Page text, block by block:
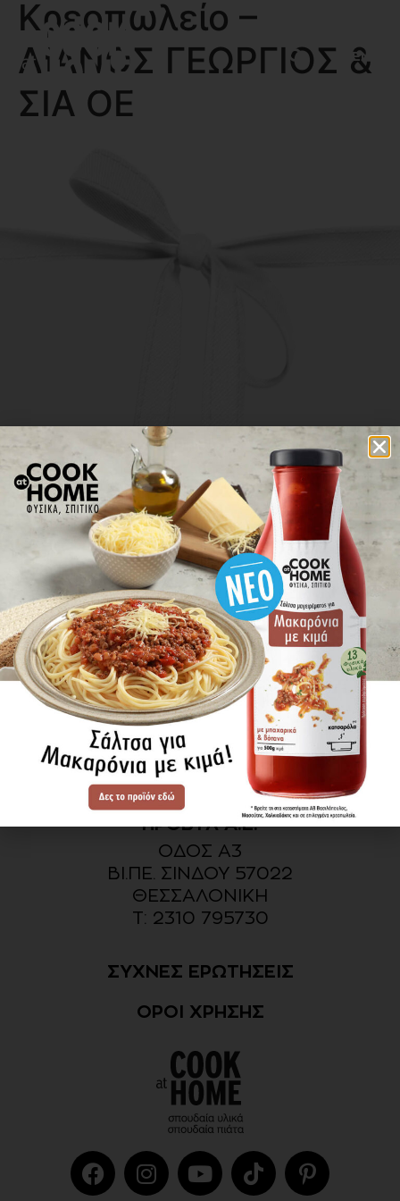
MENU
Κρεοπωλείο –
ΛΙΑΝΟΣ ΓΕΩΡΓΙΟΣ &
ΣΙΑ ΟΕ
επικοινωνία
πού βρίσκω τα προϊόντα
ΕΝΗΜΕΡΩΘΕΙΤΕ ΠΡΩΤΟΙ
ΓΙΑ ΤΑ ΝΕΑ ΜΑΣ
ΕΓΓΡΑΦΗ
SITE MAP
ΠΡΟΪΟΝΤΑ
ΣΥΝΤΑΓΕΣ
Η ΙΣΤΟΡΙΑ ΜΑΣ
VIDEOS
ΠΡΟΒΥΛ Α.Ε.
ΟΔΟΣ Α3
ΒΙ.ΠΕ. ΣΙΝΔΟΥ 57022
ΘΕΣΣΑΛΟΝΙΚΗ​
Τ: 2310 795730
ΣΥΧΝΕΣ ΕΡΩΤΗΣΕΙΣ
ΟΡΟΙ ΧΡΗΣΗΣ